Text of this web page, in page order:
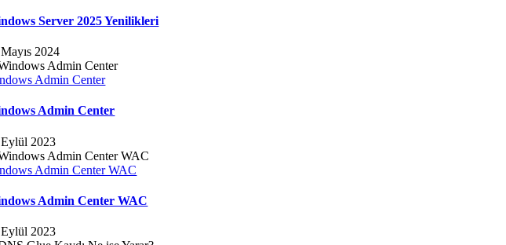
Server 2025 Yenilikleri
2024
Admin Center
Admin Center
2023
Admin Center WAC
Admin Center WAC
2023